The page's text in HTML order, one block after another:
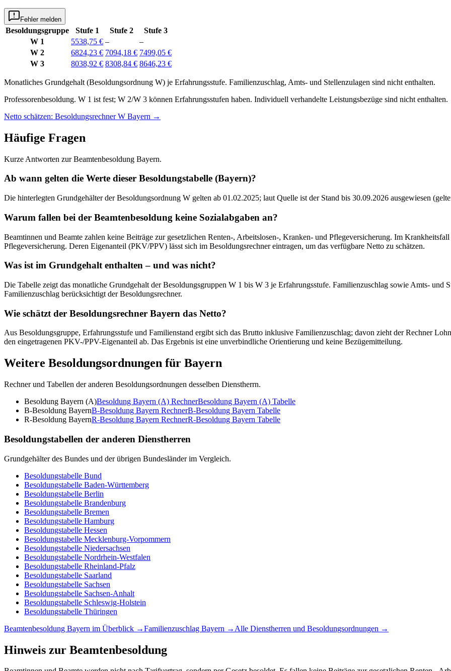
Fehler melden
Besoldungsgruppe Stufe 1 Stufe 2
Stufe 3
W 1
5538,75 € –
–
W 2
6824,23 € 7094,18 € 7499,05 €
W 3
8038,92 € 8308,84 € 8646,23 €
Monatliches Grundgehalt (Besoldungsordnung W) je Erfahrungsstufe. Familienzuschlag, Amts- und Stellenzulagen sind nicht enthalten.
Professorenbesoldung. W 1 ist fest; W 2/W 3 können Erfahrungsstufen haben. Individuell verhandelte Leistungsbezüge sind nicht enthalten.
Netto schätzen: Besoldungsrechner W Bayern →
Häufige Fragen
Kurze Antworten zur Beamtenbesoldung Bayern.
Ab wann gelten die Werte dieser Besoldungstabelle (Bayern)?
Die hinterlegten Grundgehälter der Besoldungsordnung W gelten ab 01.02.2025; laut Quelle ist der Stand bis 30.09.2026 ausgewiesen
Warum fallen bei der Beamtenbesoldung keine Sozialabgaben an?
Beamtinnen und Beamte zahlen keine Beiträge zur gesetzlichen Renten-, Arbeitslosen-, Kranken- und Pflegeversicherung. Im
Pflegeversicherung. Deren Eigenanteil (PKV/PPV) lässt sich im Besoldungsrechner eintragen, um das verfügbare Netto zu schätzen.
Was ist im Grundgehalt enthalten – und was nicht?
Die Tabelle zeigt das monatliche Grundgehalt der Besoldungsgruppen W 1 bis W 3 je Erfahrungsstufe. Familienzuschlag sowie Amts- und
Familienzuschlag berücksichtigt der Besoldungsrechner.
Wie schätzt der Besoldungsrechner Bayern das Netto?
Aus Besoldungsgruppe, Erfahrungsstufe und Familienstand ergibt sich das Brutto inklusive Familienzuschlag; davon zieht der Rechner
den eingetragenen PKV-/PPV-Eigenanteil ab. Das Ergebnis ist eine unverbindliche Orientierung und keine Bezügemitteilung.
Weitere Besoldungsordnungen für Bayern
Rechner und Tabellen der anderen Besoldungsordnungen desselben Dienstherrn.
Besoldung Bayern (A)Besoldung Bayern (A) RechnerBesoldung Bayern (A) Tabelle
B-Besoldung BayernB-Besoldung Bayern RechnerB-Besoldung Bayern Tabelle
R-Besoldung BayernR-Besoldung Bayern RechnerR-Besoldung Bayern Tabelle
Besoldungstabellen der anderen Dienstherren
Grundgehälter des Bundes und der übrigen Bundesländer im Vergleich.
Besoldungstabelle Bund
Besoldungstabelle Baden-Württemberg
Besoldungstabelle Berlin
Besoldungstabelle Brandenburg
Besoldungstabelle Bremen
Besoldungstabelle Hamburg
Besoldungstabelle Hessen
Besoldungstabelle Mecklenburg-Vorpommern
Besoldungstabelle Niedersachsen
Besoldungstabelle Nordrhein-Westfalen
Besoldungstabelle Rheinland-Pfalz
Besoldungstabelle Saarland
Besoldungstabelle Sachsen
Besoldungstabelle Sachsen-Anhalt
Besoldungstabelle Schleswig-Holstein
Besoldungstabelle Thüringen
Beamtenbesoldung Bayern im Überblick →Familienzuschlag Bayern → Alle Dienstherren und Besoldungsordnungen →
Hinweis zur Beamtenbesoldung